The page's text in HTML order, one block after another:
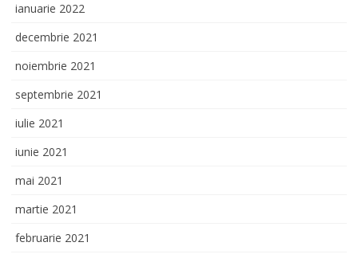
ianuarie 2022
decembrie 2021
noiembrie 2021
septembrie 2021
iulie 2021
iunie 2021
mai 2021
martie 2021
februarie 2021